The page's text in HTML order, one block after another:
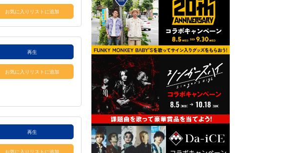
お気に入りリストに追加
再生
お気に入りリストに追加
再生
お気に入りリストに追加